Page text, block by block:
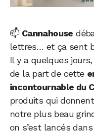
📫 Cannahouse
lettres… et ça sent
Il y a quelques
de la part de cette
incontournable du
produits qui
notre plus beau
on s’est lancés